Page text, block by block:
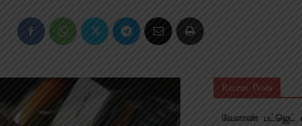
Recent Posts
வேளாண் பட்ஜெட்